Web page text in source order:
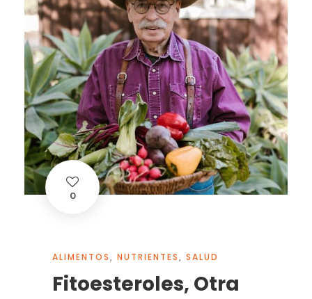
0
ALIMENTOS, NUTRIENTES, SALUD
Fitoesteroles, Otra